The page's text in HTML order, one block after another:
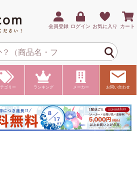
会員登録 ログイン お気に入り カート
ゴリー ランキング メーカー お問い合わせ